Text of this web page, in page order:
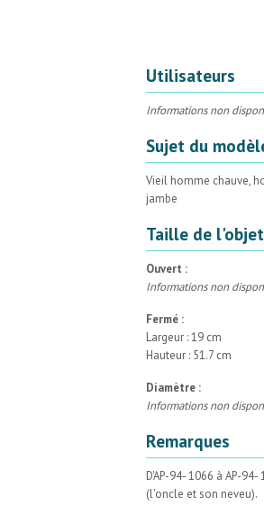
Utilisateurs
Informations non
Sujet du
Vieil homme chauve,
jambe
Taille de l'objet
Ouvert :
Informations non
Fermé :
Largeur : 19 cm
Hauteur : 51.7 cm
Diamètre :
Informations non
Remarques
D'AP-94- 1066 à AP-
(l'oncle et son neveu).